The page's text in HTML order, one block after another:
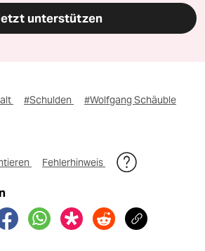
unterstützen
#Schulden
#Wolfgang Schäuble
Fehlerhinweis